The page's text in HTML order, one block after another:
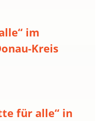
im
Kreis
für alle“ in